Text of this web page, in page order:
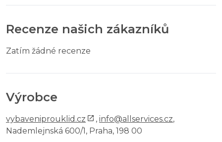
Recenze našich zákazníků
Zatím žádné recenze
Výrobce
vybaveniprouklid.cz , info@allservices.cz,
Nademlejnská 600/1, Praha, 198 00